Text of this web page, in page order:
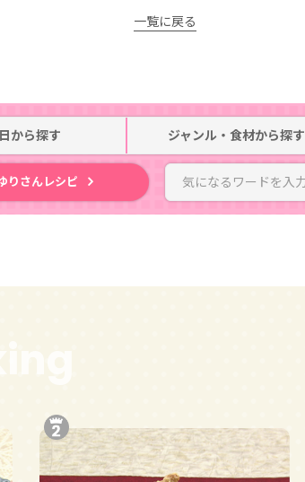
一覧に戻る
から探す ジャンル・食材から探す
りさんレシピ